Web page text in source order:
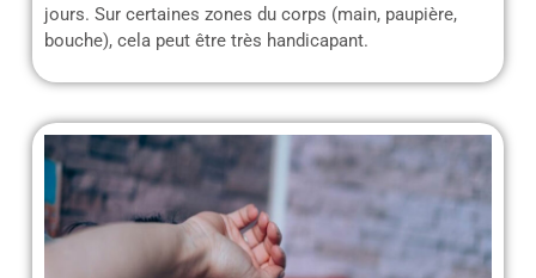
jours. Sur certaines zones du corps (main, paupière,
bouche), cela peut être très handicapant.